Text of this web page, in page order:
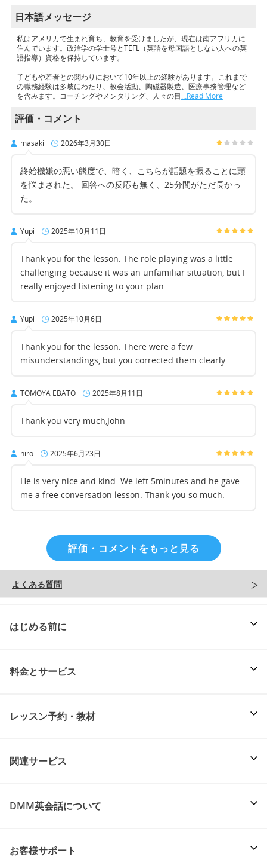
日本語メッセージ
私はアメリカで生まれ育ち、教育を受けましたが、現在は南アフリカに
住んでいます。政治学の学士号とTEFL（英語を母国語としない人への英
語指導）資格を保持しています。
子どもや若者との関わりにおいて10年以上の経験があります。これまで
の職務経験は多岐にわたり、教会活動、陶磁器製造、医療事務管理など
を含みます。コーチングやメンタリング、人々の目…Read More
評価・コメント
masaki 2026年3月30日
終始機嫌の悪い態度で、暗く、こちらが話題を振ることに頭
を悩まされた。 回答への反応も無く、25分間がただ長かっ
た。
Yupi 2025年10月11日
Thank you for the lesson. The role playing was a little
challenging because it was an unfamiliar situation, but I
really enjoyed listening to your plan.
Yupi 2025年10月6日
Thank you for the lesson. There were a few
misunderstandings, but you corrected them clearly.
TOMOYA EBATO 2025年8月11日
Thank you very much,John
hiro 2025年6月23日
He is very nice and kind. We left 5minutes and he gave
me a free conversation lesson. Thank you so much.
評価・コメントをもっと見る
よくある質問
はじめる前に
料金とサービス
レッスン予約・教材
関連サービス
DMM英会話について
お客様サポート